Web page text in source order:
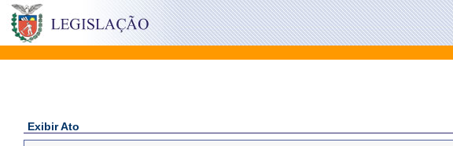
Exibir Ato